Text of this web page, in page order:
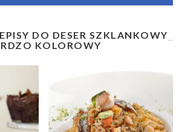
DO DESER SZKLANKOWY
KOLOROWY